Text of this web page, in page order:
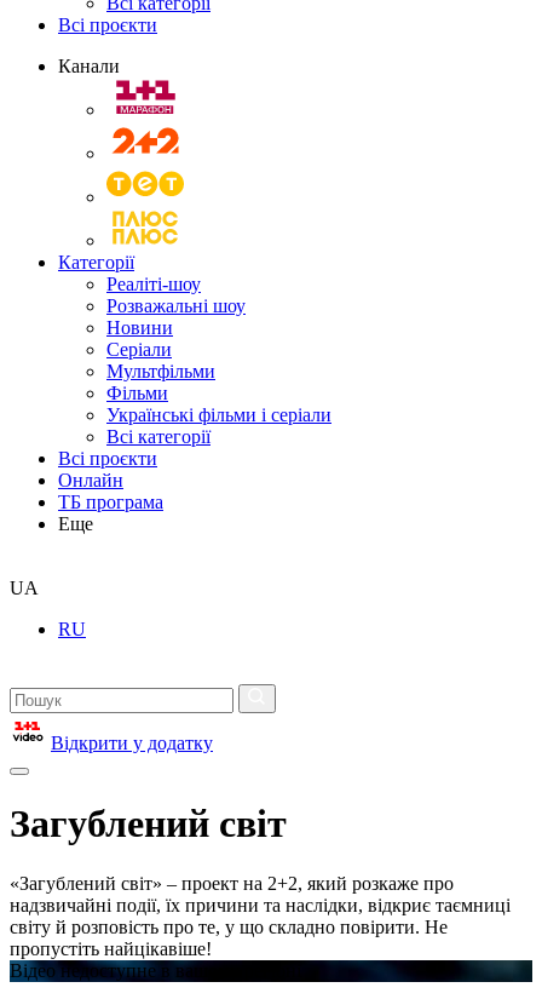
Всі проєкти
Канали
Категорії
Реаліті-шоу
Розважальні шоу
Новини
Серіали
Мультфільми
Фільми
Українські фільми і серіали
Всі категорії
Всі проєкти
Онлайн
ТБ програма
Еще
UA
RU
Відкрити у додатку
Загублений світ
«Загублений світ» – проект на 2+2, який розкаже про
надзвичайні події, їх причини та наслідки, відкриє таємниці
світу й розповість про те, у що складно повірити. Не
пропустіть найцікавіше!
Відео недоступне в вашому регіоні